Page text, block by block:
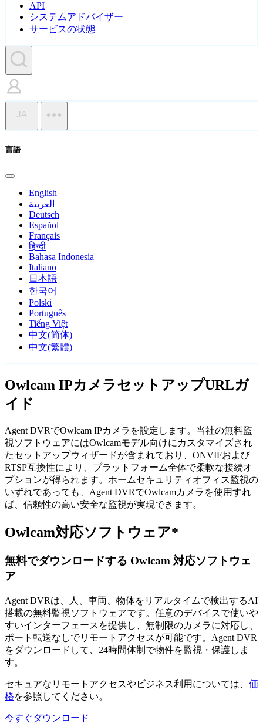
API
システムアドバイザー
サービスの状態
JA
言語
English
العربية
Deutsch
Español
Français
हिन्दी
Bahasa Indonesia
Italiano
日本語
한국어
Polski
Português
Tiếng Việt
中文(简体)
中文(繁體)
Owlcam IPカメラセットアップURLガ
イド
Agent DVRでOwlcam IPカメラを設定します。当社の無料監
視ソフトウェアにはOwlcamモデル向けにカスタマイズされ
たセットアップウィザードが含まれており、ONVIFおよび
RTSP互換性により、プラットフォーム全体で柔軟な接続オ
プションが得られます。ホームセキュリティオフィス監視の
いずれであっても、Agent DVRでOwlcamカメラを使用すれ
ば、信頼性の高い安全な監視が実現できます。
Owlcam対応ソフトウェア*
無料でダウンロードする Owlcam 対応ソフトウェ
ア
Agent DVRは、人、車両、物体をリアルタイムで検出するAI
搭載の無料監視ソフトウェアです。任意のデバイスで使いや
すいインターフェースを提供し、無制限のカメラに対応し、
ポート転送なしでリモートアクセスが可能です。Agent DVR
をダウンロードして、24時間体制で物件を監視・保護しま
す。
セキュアなリモートアクセスやビジネス利用については、 価
格を参照してください。
今すぐダウンロード